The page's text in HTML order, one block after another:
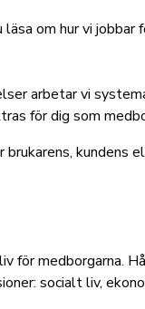
om hur vi jobbar
arbetar vi
för dig som
kundens
för medborgarna.
socialt liv,